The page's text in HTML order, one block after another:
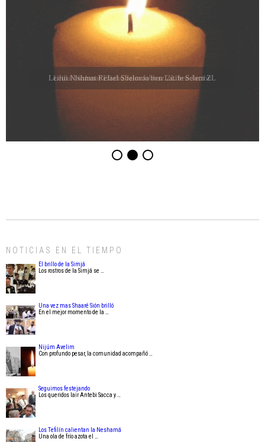
Leilui Nishmat Eliahu Jaim Jabbaz ZL ben Jacibe
NOTICIAS EN EL TIEMPO
El brillo de la Simjá
Los rostros de la Simjá se …
Una vez mas Shaaré Sión brilló
En el mejor momento de la …
Nijúm Avelim
Con profundo pesar, la comunidad acompañó …
Seguimos festejando
Los queridos Iair Antebi Sacca y …
Los Tefilín calientan la Neshamá
Una ola de frío azota el …